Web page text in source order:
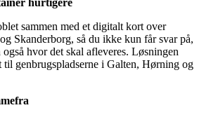
sammen med et digitalt kort over
Skanderborg, så du ikke kun får svar på,
hvor det skal afleveres. Løsningen
til genbrugspladserne i Galten, Hørning og